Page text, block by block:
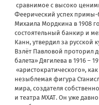
сравнимое с высоко
Феерический успех
Михаила Мордкина в 1908
состоятельный банкир и
Канн, утвердил за русской
Взлёт Павловой проторил
балета» Дягилева в 1916 –
«аристократического»,
незыблемая фигура
мира, создателя
и театра МХАТ. Он уже